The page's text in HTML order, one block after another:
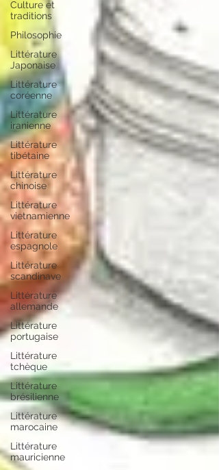
Culture et
traditions
Philosophie
Littérature
Japonaise
Littérature
coréenne
Littérature
iranienne
Littérature
tibétaine
Littérature
chinoise
Littérature
vietnamienne
Littérature
espagnole
Littérature
scandinave
Littérature
allemande
Littérature
portugaise
Littérature
tchèque
Littérature
brésilienne
Littérature
marocaine
Littérature
mauricienne